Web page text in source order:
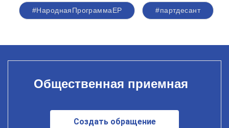
#НароднаяПрограммаЕР #партдесант
Общественная приемная
Создать обращение